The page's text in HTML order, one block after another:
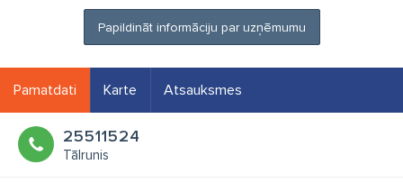
Papildināt informāciju par uzņēmumu
Pamatdati Karte Atsauksmes
25511524
Tālrunis